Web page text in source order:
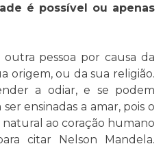
é possível ou apenas
pessoa por causa da
origem, ou da sua religião.
a odiar, e se podem
ensinadas a amar, pois o
ao coração humano
citar Nelson Mandela.